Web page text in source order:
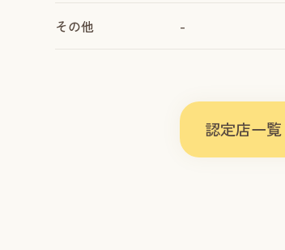
その他 -
認定店一覧